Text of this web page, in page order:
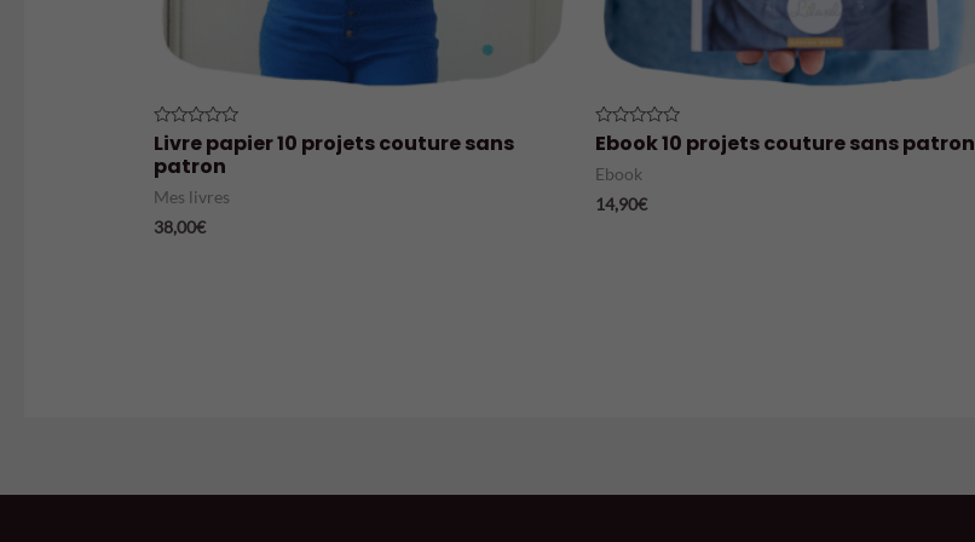
Note
0
sur
Livre papier 10 projets couture sans
patron
Mes livres
38,00€
Note
0
sur
5
Ebook 10 projets couture sans patron
Ebook
14,90€